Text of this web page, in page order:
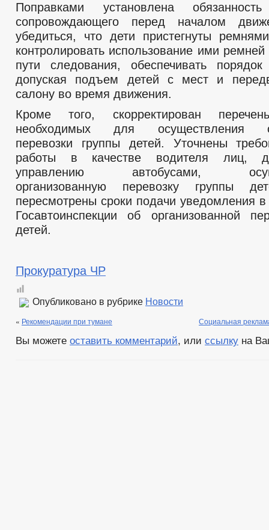
Поправками установлена обязанность
сопровождающего перед началом
убедиться, что дети пристегнуты
контролировать использование ими ремней
пути следования, обеспечивать
допуская подъем детей с мест и
салону во время движения.
Кроме того, скорректирован
необходимых для осуществления
перевозки группы детей. Уточнены
работы в качестве водителя лиц,
управлению автобусами,
организованную перевозку группы
пересмотрены сроки подачи уведомления
Госавтоинспекции об организованной
детей.
Прокуратура ЧР
Опубликовано в рубрике Новости
« Рекомендации при тумане Социальная
Вы можете оставить комментарий, или ссылку на